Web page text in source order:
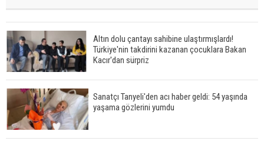
Altın dolu çantayı sahibine ulaştırmışlardı!
Türkiye'nin takdirini kazanan çocuklara Bakan
Kacır'dan sürpriz
Sanatçı Tanyeli'den acı haber geldi: 54 yaşında
yaşama gözlerini yumdu